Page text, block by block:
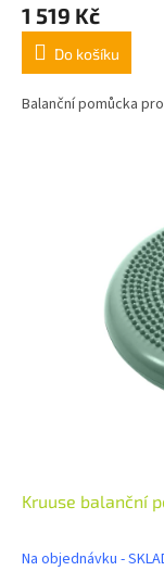
1 519 Kč
Do košíku
Balanční pomůcka
Kruuse balanční
Na objednávku -